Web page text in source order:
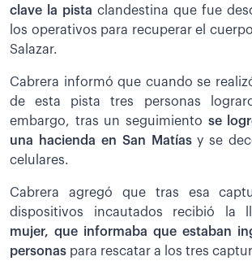
clave la pista clandestina que fue
los operativos para recuperar el
Salazar.
Cabrera informó que cuando se
de esta pista tres personas
embargo, tras un seguimiento se
una hacienda en San Matíasy se
celulares.
Cabrera agregó que tras esa
dispositivos incautados recibió la
mujer, que informaba que estaban
personas para rescatar a los tres